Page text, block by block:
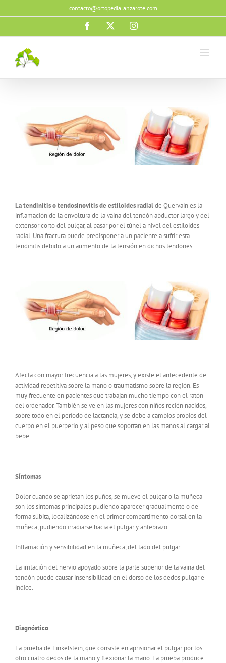
al
contacto@ortopedialanzarote.com
Facebook Instagram
La tendinitis o tendosinovitis de estiloides radialde Quervain es la
inflamación de la envoltura de la vaina del tendón abductor largo y del
extensor corto del pulgar, al pasar por el túnel a nivel del estiloides
radial. Una fractura puede predisponer a un paciente a sufrir esta
tendinitis debido a un aumento de la tensión en dichos tendones.
Afecta con mayor frecuencia a las mujeres, y existe el antecedente de
actividad repetitiva sobre la mano o traumatismo sobre la región. Es
muy frecuente en pacientes que trabajan mucho tiempo con el ratón
del ordenador. También se ve en las mujeres con niños recién nacidos,
sobre todo en el período de lactancia, y se debe a cambios propios del
cuerpo en el puerperio y al peso que soportan en las manos al cargar al
bebe.
Síntomas
Dolor cuando se aprietan los puños, se mueve el pulgar o la muñeca
son los síntomas principales pudiendo aparecer gradualmente o de
forma súbita, localizándose en el primer compartimento dorsal en la
muñeca, pudiendo irradiarse hacia el pulgar y antebrazo.
Inflamación y sensibilidad en la muñeca, del lado del pulgar.
La irritación del nervio apoyado sobre la parte superior de la vaina del
tendón puede causar insensibilidad en el dorso de los dedos pulgar e
índice.
Diagnóstico
La prueba de Finkelstein, que consiste en aprisionar el pulgar por los
otro cuatro dedos de la mano y flexionar la mano. La prueba produce